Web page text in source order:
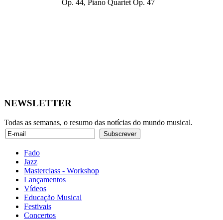
NEWSLETTER
Todas as semanas, o resumo das notícias do mundo musical.
Fado
Jazz
Masterclass - Workshop
Lançamentos
Vídeos
Educação Musical
Festivais
Concertos